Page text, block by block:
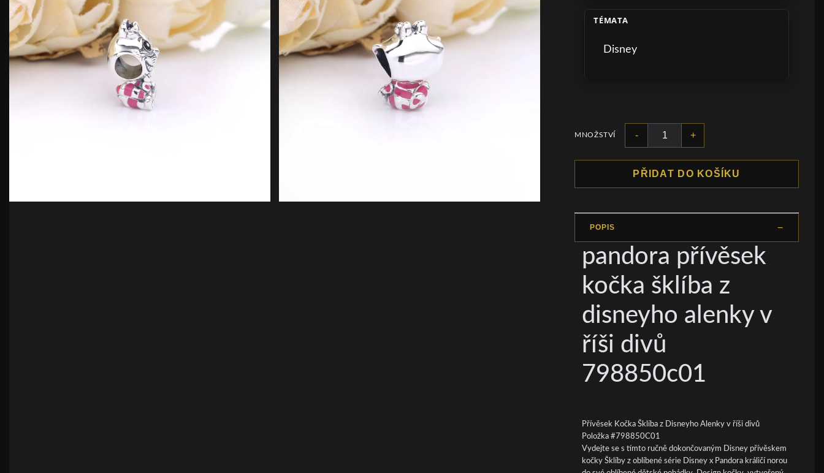
TÉMATA
Disney
MNOŽSTVÍ - +
PŘIDAT DO KOŠÍKU
POPIS
pandora přívěsek
kočka šklíba z
disneyho alenky v
říši divů
798850c01
Přívěsek Kočka Šklíba z Disneyho Alenky v říši divů
Položka #798850C01
Vydejte se s tímto ručně dokončovaným Disney přívěskem
kočky Šklíby z oblíbené série Disney x Pandora králičí norou